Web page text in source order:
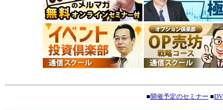
■開催予定のセミナー ■